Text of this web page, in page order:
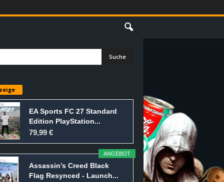
EA Sports FC 27 Standard
Edition PlayStation...
79,99 €
ANGEBOT
Assassin’s Creed Black
Flag Resynced - Launch...